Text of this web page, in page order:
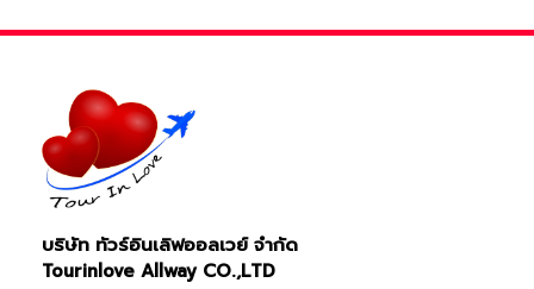
บริษัท ทัวร์อินเลิฟออลเวย์ จำกัด
Tourinlove Allway CO.,LTD